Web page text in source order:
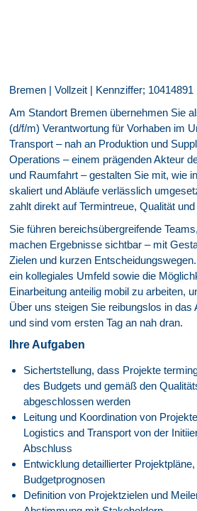
Bremen | Vollzeit | Kennziffer; 10414891
Am Standort Bremen übernehmen Sie
(d/f/m) Verantwortung für Vorhaben im
Transport – nah an Produktion und
Operations – einem prägenden Akteur
und Raumfahrt – gestalten Sie mit, wie
skaliert und Abläufe verlässlich
zahlt direkt auf Termintreue, Qualität
Sie führen bereichsübergreifende
machen Ergebnisse sichtbar – mit
Zielen und kurzen
ein kollegiales Umfeld sowie die
Einarbeitung anteilig mobil zu arbeiten,
Über uns steigen Sie reibungslos in das
und sind vom ersten Tag an nah dran.
Ihre Aufgaben
Sichertstellung, dass Projekte
des Budgets und gemäß den
abgeschlossen werden
Leitung und Koordination von
Logistics and Transport von der
Abschluss
Entwicklung detaillierter
Budgetprognosen
Definition von Projektzielen und